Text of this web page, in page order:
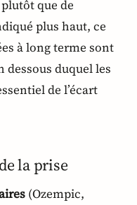
que de
plus haut, ce
à long terme sont
dessous duquel les
de l’écart
la prise
(Ozempic,